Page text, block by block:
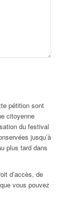
pétition sont
citoyenne
du festival
jusqu’à
plus tard dans
d’accès, de
vous pouvez